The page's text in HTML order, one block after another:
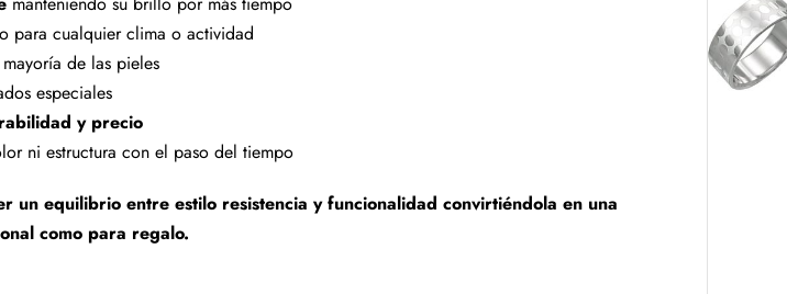
para cualquier clima o actividad
de las pieles
especiales
y precio
ni estructura con el paso del tiempo
un equilibrio entre estilo resistencia y funcionalidad convirtiéndola en una
como para regalo.